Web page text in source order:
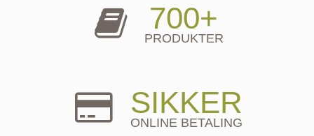
700+
PRODUKTER
SIKKER
ONLINE BETALING